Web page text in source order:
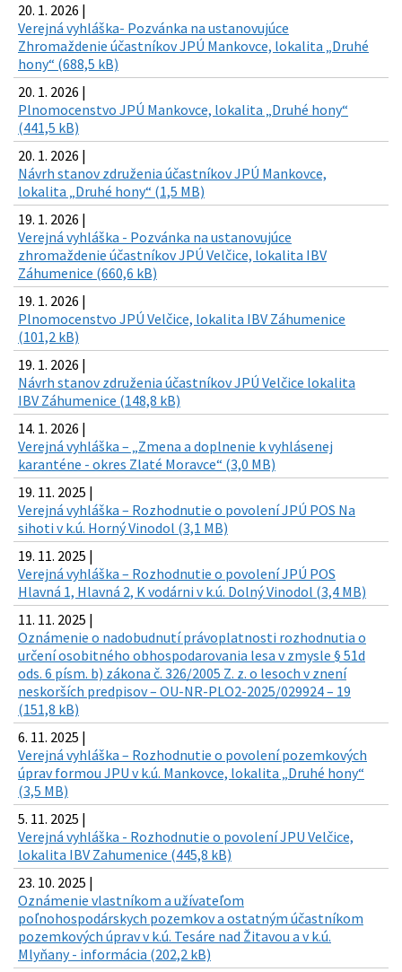
20. 1. 2026 |
Verejná vyhláška- Pozvánka na ustanovujúce
Zhromaždenie účastníkov JPÚ Mankovce, lokalita „Druhé
hony“ (688,5 kB)
20. 1. 2026 |
Plnomocenstvo JPÚ Mankovce, lokalita „Druhé hony“
(441,5 kB)
20. 1. 2026 |
Návrh stanov združenia účastníkov JPÚ Mankovce,
lokalita „Druhé hony“ (1,5 MB)
19. 1. 2026 |
Verejná vyhláška - Pozvánka na ustanovujúce
zhromaždenie účastníkov JPÚ Velčice, lokalita IBV
Záhumenice (660,6 kB)
19. 1. 2026 |
Plnomocenstvo JPÚ Velčice, lokalita IBV Záhumenice
(101,2 kB)
19. 1. 2026 |
Návrh stanov združenia účastníkov JPÚ Velčice lokalita
IBV Záhumenice (148,8 kB)
14. 1. 2026 |
Verejná vyhláška – „Zmena a doplnenie k vyhlásenej
karanténe - okres Zlaté Moravce“ (3,0 MB)
19. 11. 2025 |
Verejná vyhláška – Rozhodnutie o povolení JPÚ POS Na
sihoti v k.ú. Horný Vinodol (3,1 MB)
19. 11. 2025 |
Verejná vyhláška – Rozhodnutie o povolení JPÚ POS
Hlavná 1, Hlavná 2, K vodárni v k.ú. Dolný Vinodol (3,4 MB)
11. 11. 2025 |
Oznámenie o nadobudnutí právoplatnosti rozhodnutia o
určení osobitného obhospodarovania lesa v zmysle § 51d
ods. 6 písm. b) zákona č. 326/2005 Z. z. o lesoch v znení
neskorších predpisov – OU-NR-PLO2-2025/029924 – 19
(151,8 kB)
6. 11. 2025 |
Verejná vyhláška – Rozhodnutie o povolení pozemkových
úprav formou JPU v k.ú. Mankovce, lokalita „Druhé hony“
(3,5 MB)
5. 11. 2025 |
Verejná vyhláška - Rozhodnutie o povolení JPU Velčice,
lokalita IBV Zahumenice (445,8 kB)
23. 10. 2025 |
Oznámenie vlastníkom a užívateľom
poľnohospodárskych pozemkov a ostatným účastníkom
pozemkových úprav v k.ú. Tesáre nad Žitavou a v k.ú.
Mlyňany - informácia (202,2 kB)